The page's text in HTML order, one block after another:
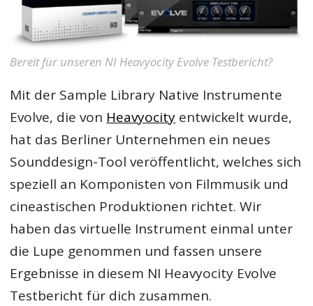
Bereit für unseren NI Heavyocity Evolve Testbericht?
Mit der Sample Library Native Instrumente
Evolve, die von Heavyocity entwickelt wurde,
hat das Berliner Unternehmen ein neues
Sounddesign-Tool veröffentlicht, welches sich
speziell an Komponisten von Filmmusik und
cineastischen Produktionen richtet. Wir
haben das virtuelle Instrument einmal unter
die Lupe genommen und fassen unsere
Ergebnisse in diesem NI Heavyocity Evolve
Testbericht für dich zusammen.